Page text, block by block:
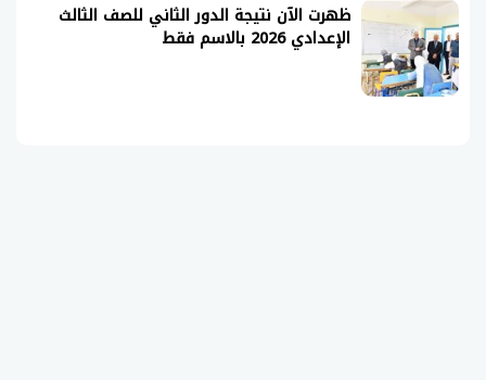
ظهرت الآن نتيجة الدور الثاني للصف الثالث
الإعدادي 2026 بالاسم فقط